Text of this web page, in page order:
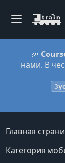
🎉
нами. В
Главная
Категория